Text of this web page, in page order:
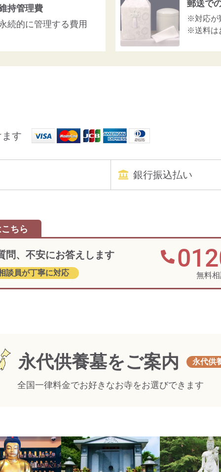
持管理費
続的に管理する費用
郵送で
※対応が
※送料は
す
銀行振込払い
ちら
問、不安にお答えします
談員が丁寧に対応 無料
永代供養墓をご案内 永代供
︎全国一律料金でお好きなお寺をお選びできます